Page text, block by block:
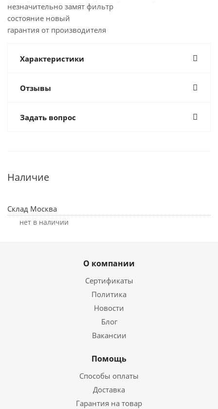
незначительно замят фильтр
состояние новый
гарантия от производителя
Характеристики
Отзывы
Задать вопрос
Наличие
Склад Москва
Нет в наличии
О компании
Сертификаты
Политика
Новости
Блог
Вакансии
Помощь
Способы оплаты
Доставка
Гарантия на товар